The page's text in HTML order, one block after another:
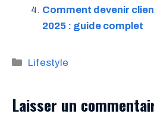
Comment devenir
2025 : guide complet
Catégories
Lifestyle
Laisser un